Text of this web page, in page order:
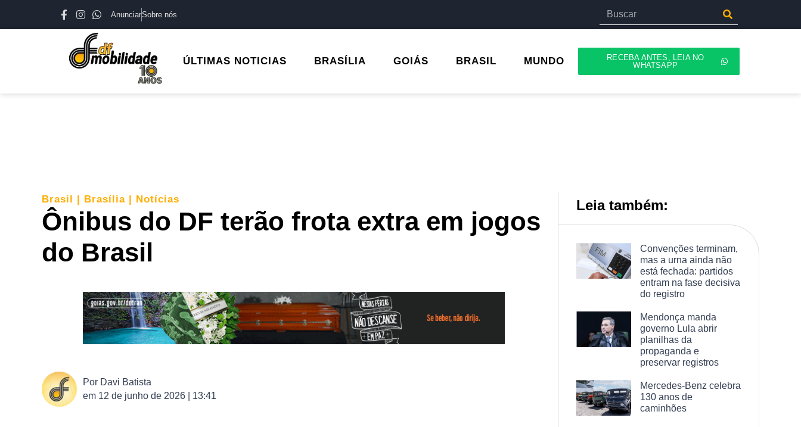
AnunciarSobre nós
ÚLTIMAS NOTICIAS BRASÍLIA GOIÁS BRASIL MUNDO
RECEBA ANTES, LEIA NO
WHATSAPP
Brasil | Brasília| Notícias
Ônibus do DF terão frota extra em jogos
do Brasil
Por Davi Batista
em 12 de junho de 2026 | 13:41
Leia também:
Convenções terminam,
mas a urna ainda não
está fechada: partidos
entram na fase decisiva
do registro
Mendonça manda
governo Lula abrir
planilhas da
propaganda e
preservar registros
Mercedes-Benz celebra
130 anos de
caminhões